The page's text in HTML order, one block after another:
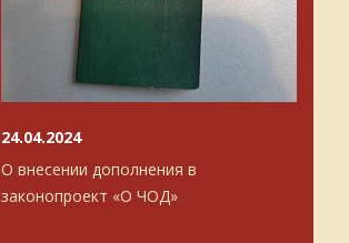
О внесении дополнения в
законопроект «О ЧОД»
24.04.2024